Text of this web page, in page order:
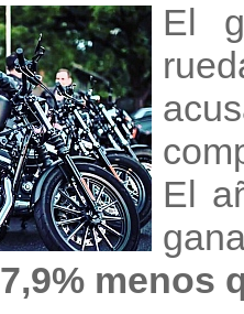
El
El
7,9% menos